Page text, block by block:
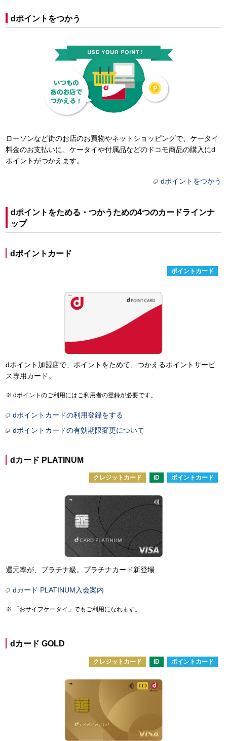
dポイントをつかう
ローソンなど街のお店のお買物やネットショッピングで、ケータイ
料金のお支払いに、ケータイや付属品などのドコモ商品の購入にd
ポイントがつかえます。
dポイントをつかう
dポイントをためる・つかうための4つのカードラインナ
ップ
dポイントカード
ポイントカード
dポイント加盟店で、ポイントをためて、つかえるポイントサービ
ス専用カード。
dポイントのご利用にはご利用者の登録が必要です。
dポイントカードの利用登録をする
dポイントカードの有効期限変更について
dカード PLATINUM
クレジットカード iD ポイントカード
還元率が、プラチナ級。プラチナカード新登場
dカード PLATINUM入会案内
「おサイフケータイ」でもご利用になれます。
dカード GOLD
クレジットカード iD ポイントカード